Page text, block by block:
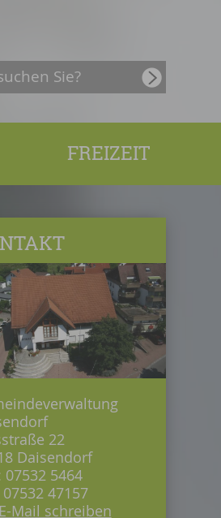
FREIZEIT
22
Daisendorf
07532 5464
07532 47157
E-Mail schreiben